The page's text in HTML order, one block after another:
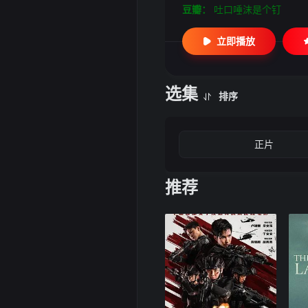
豆瓣： 吐口唾沫是个钉
立即播放
选集 排序
正片
推荐